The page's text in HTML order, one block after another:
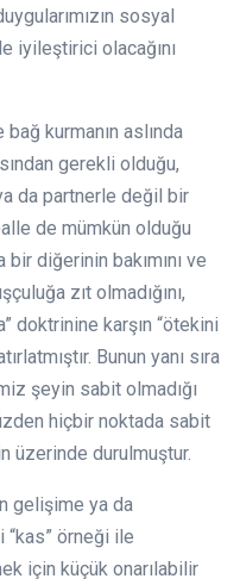
sosyal
iyileştirici olacağını
kurmanın aslında
gerekli olduğu,
da partnerle değil bir
de mümkün olduğu
diğerinin bakımını ve
zıt olmadığını,
doktrinine karşın “ötekini
Bunun yanı sıra
şeyin sabit olmadığı
hiçbir noktada sabit
üzerinde durulmuştur.
gelişime ya da
örneği ile
için küçük onarılabilir